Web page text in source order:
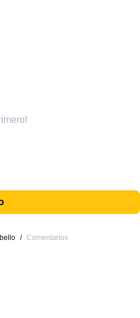
/ Comentarios